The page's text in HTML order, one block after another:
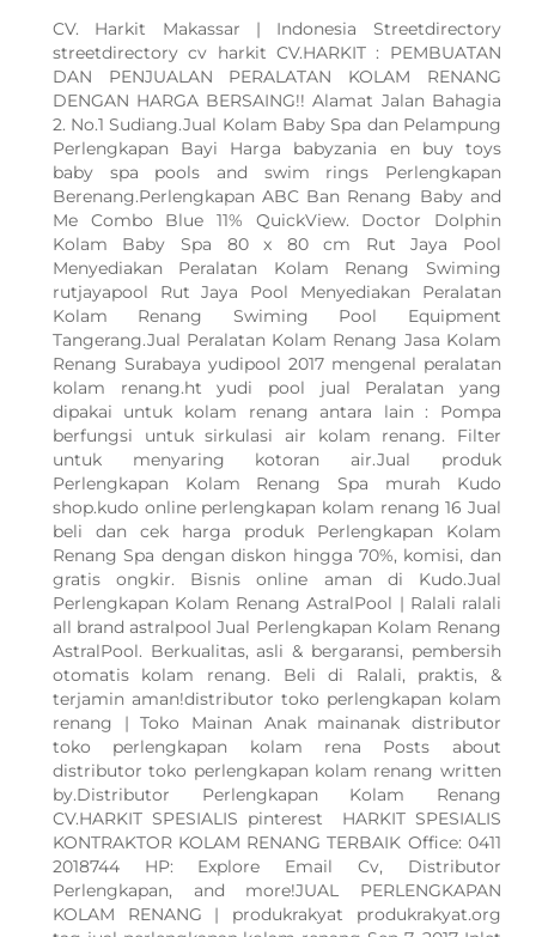
CV. Harkit Makassar | Indonesia Streetdirectory
streetdirectory cv harkit CV.HARKIT : PEMBUATAN
DAN PENJUALAN PERALATAN KOLAM RENANG
DENGAN HARGA BERSAING!! Alamat Jalan Bahagia
2. No.1 Sudiang.Jual Kolam Baby Spa dan Pelampung
Perlengkapan Bayi Harga babyzania en buy toys
baby spa pools and swim rings Perlengkapan
Berenang.Perlengkapan ABC Ban Renang Baby and
Me Combo Blue 11% QuickView. Doctor Dolphin
Kolam Baby Spa 80 x 80 cm Rut Jaya Pool
Menyediakan Peralatan Kolam Renang Swiming
rutjayapool Rut Jaya Pool Menyediakan Peralatan
Kolam Renang Swiming Pool Equipment
Tangerang.Jual Peralatan Kolam Renang Jasa Kolam
Renang Surabaya yudipool 2017 mengenal peralatan
kolam renang.ht yudi pool jual Peralatan yang
dipakai untuk kolam renang antara lain : Pompa
berfungsi untuk sirkulasi air kolam renang. Filter
untuk menyaring kotoran air.Jual produk
Perlengkapan Kolam Renang Spa murah Kudo
shop.kudo online perlengkapan kolam renang 16 Jual
beli dan cek harga produk Perlengkapan Kolam
Renang Spa dengan diskon hingga 70%, komisi, dan
gratis ongkir. Bisnis online aman di Kudo.Jual
Perlengkapan Kolam Renang AstralPool | Ralali ralali
all brand astralpool Jual Perlengkapan Kolam Renang
AstralPool. Berkualitas, asli & bergaransi, pembersih
otomatis kolam renang. Beli di Ralali, praktis, &
terjamin aman!distributor toko perlengkapan kolam
renang | Toko Mainan Anak mainanak distributor
toko perlengkapan kolam rena Posts about
distributor toko perlengkapan kolam renang written
by.Distributor Perlengkapan Kolam Renang
CV.HARKIT SPESIALIS pinterest HARKIT SPESIALIS
KONTRAKTOR KOLAM RENANG TERBAIK Office: 0411
2018744 HP: Explore Email Cv, Distributor
Perlengkapan, and more!JUAL PERLENGKAPAN
KOLAM RENANG | produkrakyat produkrakyat.org